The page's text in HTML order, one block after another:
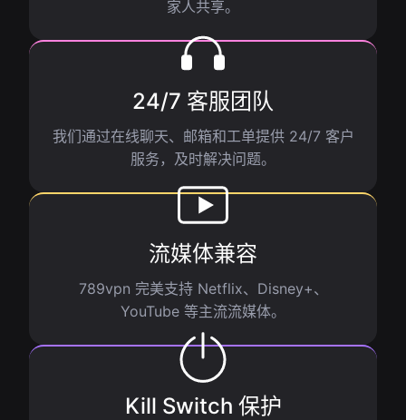
家人共享。
24/7 客服团队
我们通过在线聊天、邮箱和工单提供 24/7 客户
服务，及时解决问题。
流媒体兼容
789vpn 完美支持 Netflix、Disney+、
YouTube 等主流流媒体。
Kill Switch 保护